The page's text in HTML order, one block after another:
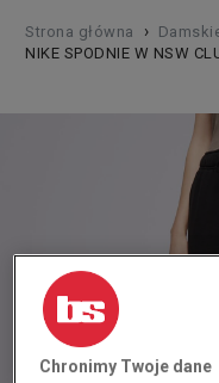
Strona główna ›
NIKE SPODNIE W NSW
Chronimy Twoje dane